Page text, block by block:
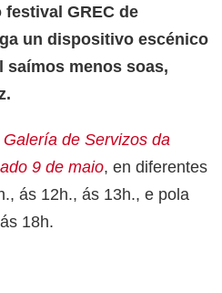
GREC de
un dispositivo escénico
saímos menos soas,
de Servizos da
9 de maio, en diferentes
ás 12h., ás 13h., e pola
18h.